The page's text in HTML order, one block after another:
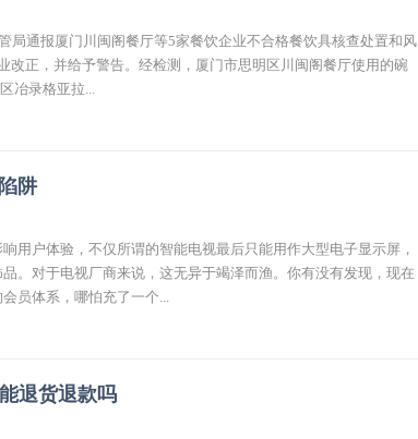
局通报厦门川闽阁餐厅等5家餐饮企业不合格餐饮具核查处置和风
改正，并给予警告。经检测，厦门市思明区川闽阁餐厅使用的碗
冶录格亚拉...
阱
用户体验，不仅所谓的智能电视最后只能用作大型电子显示屏，
。对于电视厂商来说，这无异于竭泽而渔。你有没有发现，现在
员体系，哪怕充了一个...
退货退款吗